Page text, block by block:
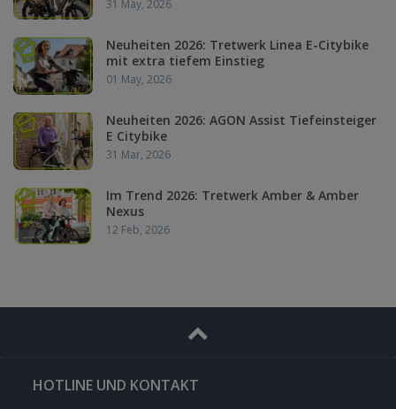
31 May, 2026
Neuheiten 2026: Tretwerk Linea E-Citybike
mit extra tiefem Einstieg
01 May, 2026
Neuheiten 2026: AGON Assist Tiefeinsteiger
E Citybike
31 Mar, 2026
Im Trend 2026: Tretwerk Amber & Amber
Nexus
12 Feb, 2026
HOTLINE UND KONTAKT